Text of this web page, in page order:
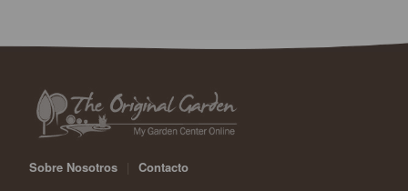
Sobre Nosotros
Contacto